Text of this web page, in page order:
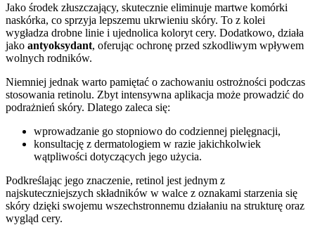
Jako środek złuszczający, skutecznie eliminuje martwe komórki
naskórka, co sprzyja lepszemu ukrwieniu skóry. To z kolei
wygładza drobne linie i ujednolica koloryt cery. Dodatkowo, działa
jako antyoksydant, oferując ochronę przed szkodliwym wpływem
wolnych rodników.
Niemniej jednak warto pamiętać o zachowaniu ostrożności podczas
stosowania retinolu. Zbyt intensywna aplikacja może prowadzić do
podrażnień skóry. Dlatego zaleca się:
wprowadzanie go stopniowo do codziennej pielęgnacji,
konsultację z dermatologiem w razie jakichkolwiek
wątpliwości dotyczących jego użycia.
Podkreślając jego znaczenie, retinol jest jednym z
najskuteczniejszych składników w walce z oznakami starzenia się
skóry dzięki swojemu wszechstronnemu działaniu na strukturę oraz
wygląd cery.